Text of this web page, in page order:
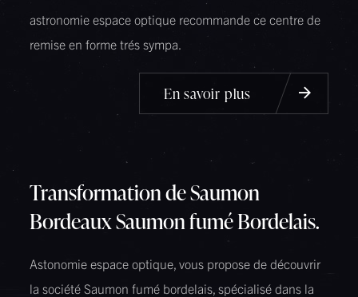
astronomie espace optique recommande ce centre de
remise en forme trés sympa.
En savoir plus
Transformation de Saumon
Bordeaux Saumon fumé Bordelais.
Astonomie espace optique, vous propose de découvrir
la société Saumon fumé bordelais, spécialisé dans la